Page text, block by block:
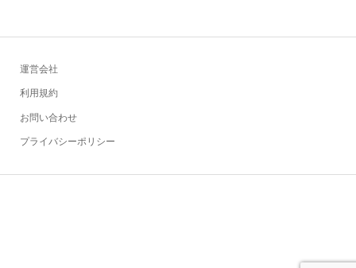
運営会社
利用規約
お問い合わせ
プライバシーポリシー